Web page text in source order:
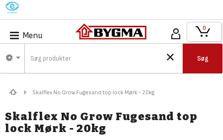
M
Menu
Søg
0
Skalflex No Grow Fugesand top lock Mørk - 20kg
Skalflex No Grow Fugesand top
lock Mørk - 20kg